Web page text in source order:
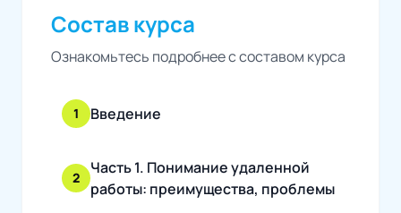
Состав курса
Ознакомьтесь подробнее с составом курса
1 Введение
2
Часть 1. Понимание удаленной
работы: преимущества, проблемы